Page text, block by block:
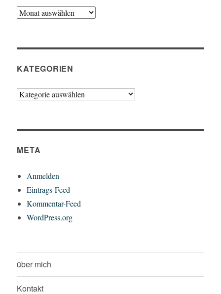
Archiv
KATEGORIEN
Kategorien
META
Anmelden
Eintrags-Feed
Kommentar-Feed
WordPress.org
über mich
Kontakt